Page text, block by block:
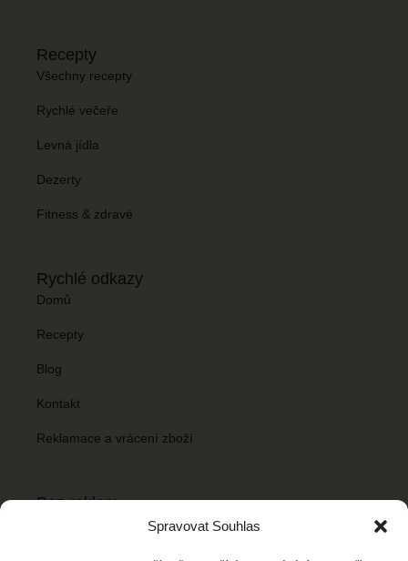
Spravovat Souhlas
Recepty
Všechny recepty
Rychlé večeře
Levná jídla
Dezerty
Fitness & zdravé
Rychlé odkazy
Domů
Recepty
Blog
Kontakt
Reklamace a vrácení zboží
Bez reklam
Chceš mít Recepty snadno bez reklamních banerů? Stačí si